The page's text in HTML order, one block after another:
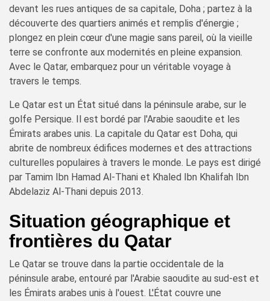
devant les rues antiques de sa capitale, Doha ; partez à la
découverte des quartiers animés et remplis d'énergie ;
plongez en plein cœur d'une magie sans pareil, où la vieille
terre se confronte aux modernités en pleine expansion.
Avec le Qatar, embarquez pour un véritable voyage à
travers le temps.
Le Qatar est un État situé dans la péninsule arabe, sur le
golfe Persique. Il est bordé par l'Arabie saoudite et les
Émirats arabes unis. La capitale du Qatar est Doha, qui
abrite de nombreux édifices modernes et des attractions
culturelles populaires à travers le monde. Le pays est dirigé
par Tamim Ibn Hamad Al-Thani et Khaled Ibn Khalifah Ibn
Abdelaziz Al-Thani depuis 2013.
Situation géographique et
frontières du Qatar
Le Qatar se trouve dans la partie occidentale de la
péninsule arabe, entouré par l'Arabie saoudite au sud-est et
les Émirats arabes unis à l'ouest. L'État couvre une